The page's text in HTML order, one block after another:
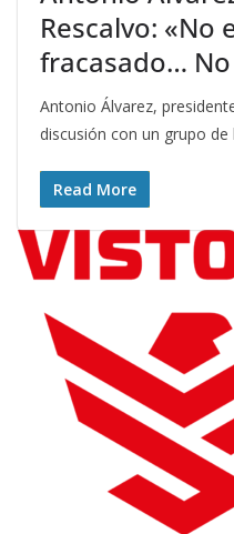
Rescalvo: «No
fracasado…
Antonio Álvarez,
discusión con un grupo de
Read More